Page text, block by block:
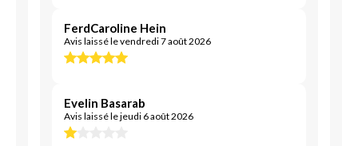
FerdCaroline Hein
Avis laissé le vendredi 7 août 2026
Evelin Basarab
Avis laissé le jeudi 6 août 2026